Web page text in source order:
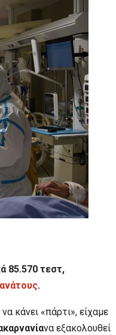
85.570 τεστ,
.
κάνει «πάρτι», είχαμε
να εξακολουθεί